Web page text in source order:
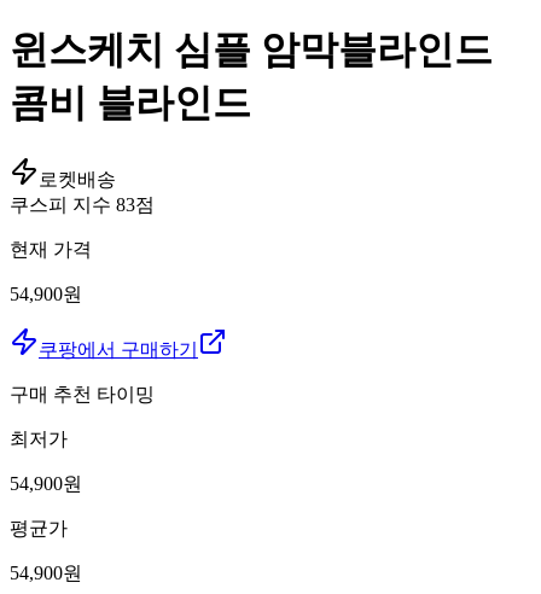
윈스케치 심플 암막블라인드
콤비 블라인드
로켓배송
쿠스피 지수 83점
현재 가격
54,900원
쿠팡에서 구매하기
구매 추천 타이밍
최저가
54,900원
평균가
54,900원